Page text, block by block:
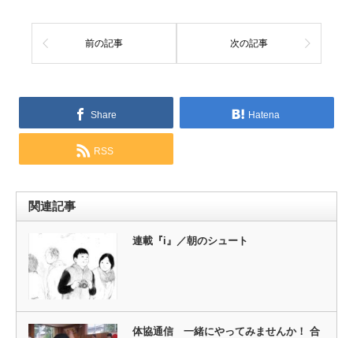
前の記事 次の記事
Share Hatena
RSS
関連記事
連載『i』／朝のシュート
体協通信 一緒にやってみませんか！ 合